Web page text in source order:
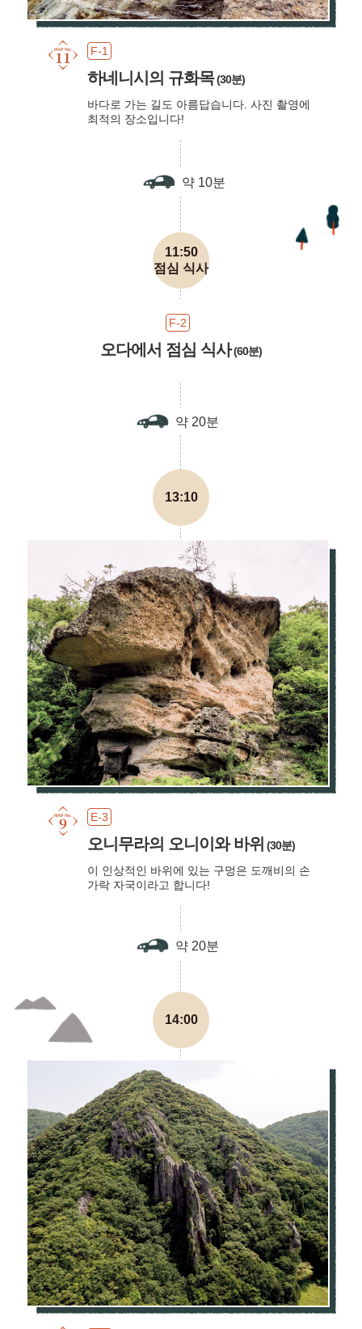
F-1
하네니시의 규화목(30분)
바다로 가는 길도 아름답습니다. 사진 촬영에
최적의 장소입니다!
약 10분
11:50
점심 식사
F-2
오다에서 점심 식사(60분)
약 20분
13:10
E-3
오니무라의 오니이와 바위 (30분)
이 인상적인 바위에 있는 구멍은 도깨비의 손
가락 자국이라고 합니다!
약 20분
14:00